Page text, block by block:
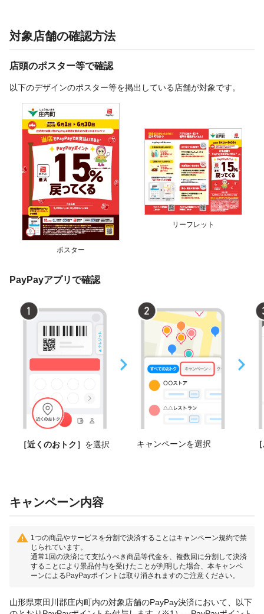
対象店舗の確認方法
店頭のポスター等で確認
以下のデザインのポスター等を掲出している店舗が対象です。
ポスター
リーフレット
PayPayアプリで確認
［近くのおトク］ を選択 キャンペーンを選択
キャンペーン内容
1つの商品やサービスを分割で決済することはキャンペーン規約で禁
じられています。
通常1回の決済にて支払うべき商品等代金を、複数回に分割して決済
することにより景品付与を受けたことが判明した場合、本キャンペ
ーンによるPayPayポイントは取り消されますのご注意ください。
山形県東田川郡庄内町内の対象店舗のPayPay決済において、以下